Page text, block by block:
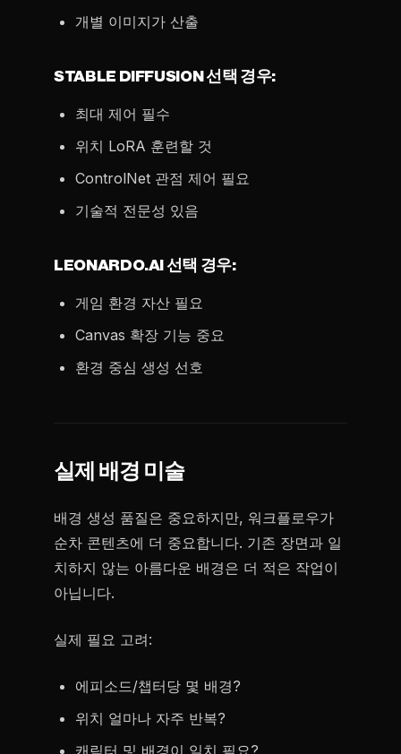
개별 이미지가 산출
STABLE DIFFUSION 선택 경우:
최대 제어 필수
위치 LoRA 훈련할 것
ControlNet 관점 제어 필요
기술적 전문성 있음
LEONARDO.AI 선택 경우:
게임 환경 자산 필요
Canvas 확장 기능 중요
환경 중심 생성 선호
실제 배경 미술
배경 생성 품질은 중요하지만, 워크플로우가
순차 콘텐츠에 더 중요합니다. 기존 장면과 일
치하지 않는 아름다운 배경은 더 적은 작업이
아닙니다.
실제 필요 고려:
에피소드/챕터당 몇 배경?
위치 얼마나 자주 반복?
캐릭터 및 배경이 일치 필요?